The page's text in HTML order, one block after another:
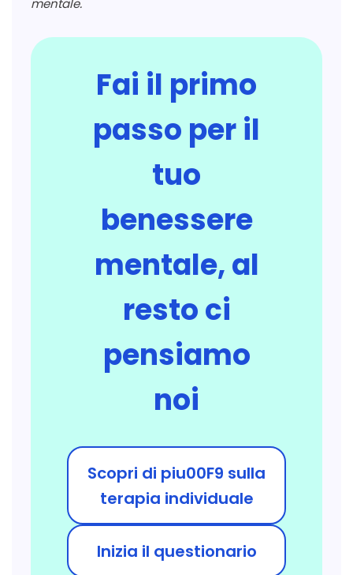
mentale.
Fai il primo
passo per il
tuo
benessere
mentale, al
resto ci
pensiamo
noi
Scopri di piu00F9 sulla
terapia individuale
Inizia il questionario